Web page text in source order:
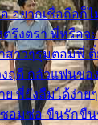
อยากเชื่อถือก็
ตรึงตรา พี่หรือ
สาวๆรุมตอมพี่
ฤดี กลัวแฟนข
พี่ยังลืมได้ง่าย
อมซ่อ ขืนรักขืน